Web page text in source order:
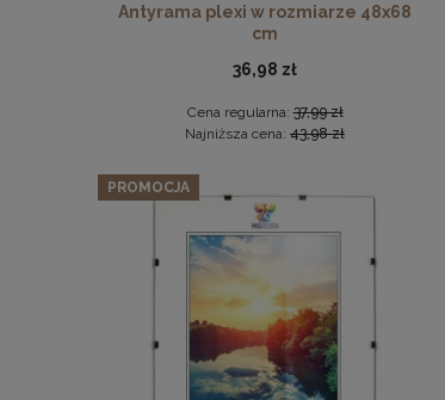
Antyrama plexi w rozmiarze 48x68
cm
36,98 zł
Cena regularna:37,99 zł
Najniższa cena: 43,98 zł
PROMOCJA